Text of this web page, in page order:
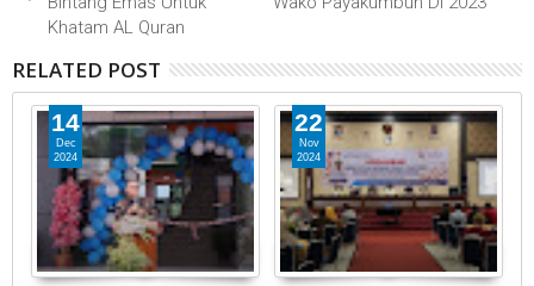
Khatam AL Quran
RELATED POST
14
Dec
2024
22
Nov
2024